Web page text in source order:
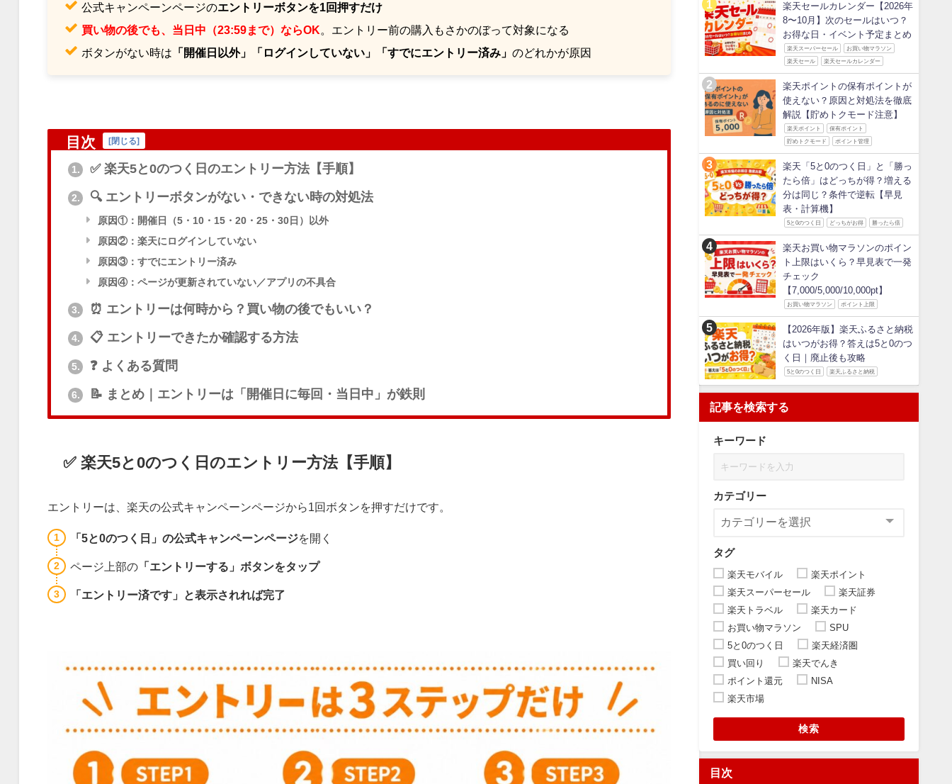
公式キャンペーンページのエントリーボタンを1回押すだけ
買い物の後でも、当日中（23:59まで）ならOK。エントリー前の購入もさかのぼって対象になる
ボタンがない時は 「開催日以外」「ログインしていない」「すでにエントリー済み」 のどれかが原因
目次 [閉じる]
1. ✅️ 楽天5と0のつく日のエントリー方法【手順】
2. 🔍 エントリーボタンがない・できない時の対処法
原因①：開催日（5・10・15・20・25・30日）以外
原因②：楽天にログインしていない
原因③：すでにエントリー済み
原因④：ページが更新されていない／アプリの不具合
3. ⏰ エントリーは何時から？買い物の後でもいい？
4. 📋 エントリーできたか確認する方法
5. ❓ よくある質問
6. 📝 まとめ｜エントリーは「開催日に毎回・当日中」が鉄則
✅️ 楽天5と0のつく日のエントリー方法【手順】
エントリーは、楽天の公式キャンペーンページから1回ボタンを押すだけです。
「5と0のつく日」の公式キャンペーンページを開く
ページ上部の「エントリーする」ボタンをタップ
「エントリー済です」と表示されれば完了
楽天セールカレンダー【2026年
8〜10月】次のセールはいつ？
お得な日・イベント予定まとめ
楽天スーパーセール お買い物マラソン
楽天セール 楽天セールカレンダー
楽天ポイントの保有ポイントが
使えない？原因と対処法を徹底
解説【貯めトクモード注意】
楽天ポイント 保有ポイント
貯めトクモード ポイント管理
楽天「5と0のつく日」と「勝っ
たら倍」はどっちが得？増える
分は同じ？条件で逆転【早見
表・計算機】
5と0のつく日 どっちがお得 勝ったら倍
楽天お買い物マラソンのポイン
ト上限はいくら？早見表で一発
チェック
【7,000/5,000/10,000pt】
お買い物マラソン ポイント上限
【2026年版】楽天ふるさと納税
はいつがお得？答えは5と0のつ
く日｜廃止後も攻略
5と0のつく日 楽天ふるさと納税
記事を検索する
キーワード
カテゴリー
タグ
楽天モバイル
楽天ポイント
楽天スーパーセール
楽天証券
楽天トラベル
楽天カード
お買い物マラソン
SPU
5と0のつく日
楽天経済圏
買い回り
楽天でんき
ポイント還元
NISA
楽天市場
検索
目次